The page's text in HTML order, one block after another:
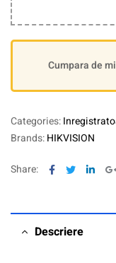
Cumpara de
Categories:
Brands:HIKVISION
Share: Facebook
Twitter
Descriere